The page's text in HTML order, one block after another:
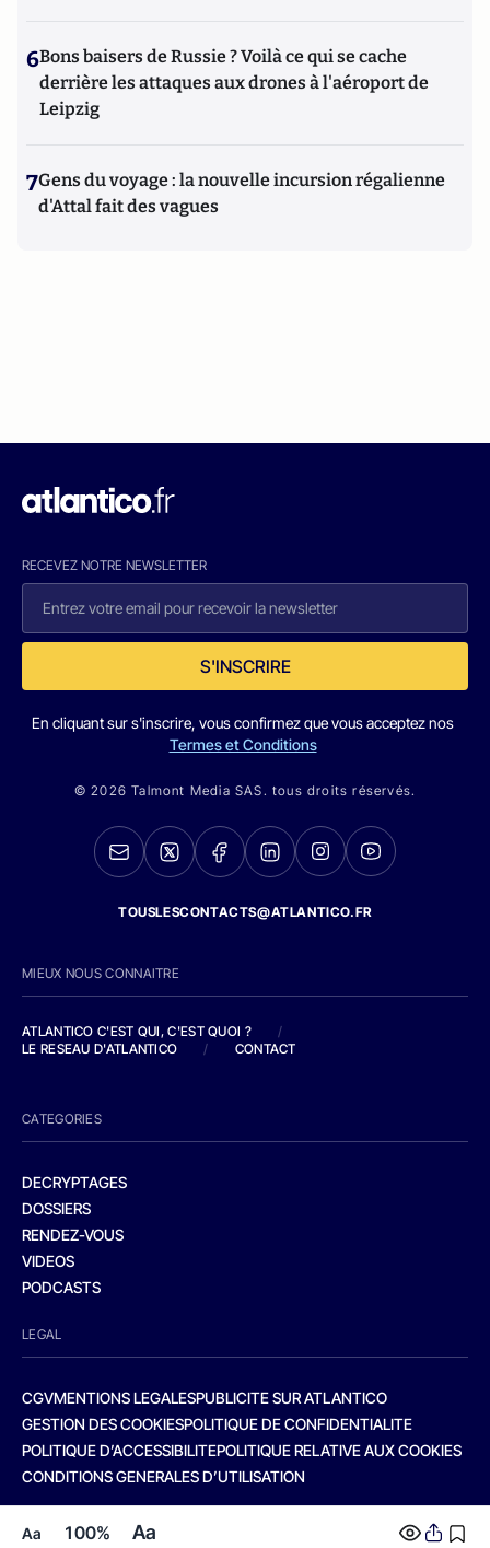
Aa 100% Aa
6Bons baisers de Russie ? Voilà ce qui se cache
derrière les attaques aux drones à l'aéroport de
Leipzig
7Gens du voyage : la nouvelle incursion régalienne
d'Attal fait des vagues
RECEVEZ NOTRE NEWSLETTER
S'INSCRIRE
En cliquant sur s'inscrire, vous confirmez que vous acceptez nos
Termes et Conditions
© 2026 Talmont Media SAS. tous droits réservés.
TOUSLESCONTACTS@ATLANTICO.FR
MIEUX NOUS CONNAITRE
ATLANTICO C'EST QUI, C'EST QUOI ?
/
LE RESEAU D'ATLANTICO
/ CONTACT
CATEGORIES
DECRYPTAGES
DOSSIERS
RENDEZ-VOUS
VIDEOS
PODCASTS
LEGAL
CGVMENTIONS LEGALESPUBLICITE SUR ATLANTICO
GESTION DES COOKIESPOLITIQUE DE CONFIDENTIALITE
POLITIQUE D’ACCESSIBILITEPOLITIQUE RELATIVE AUX COOKIES
CONDITIONS GENERALES D’UTILISATION